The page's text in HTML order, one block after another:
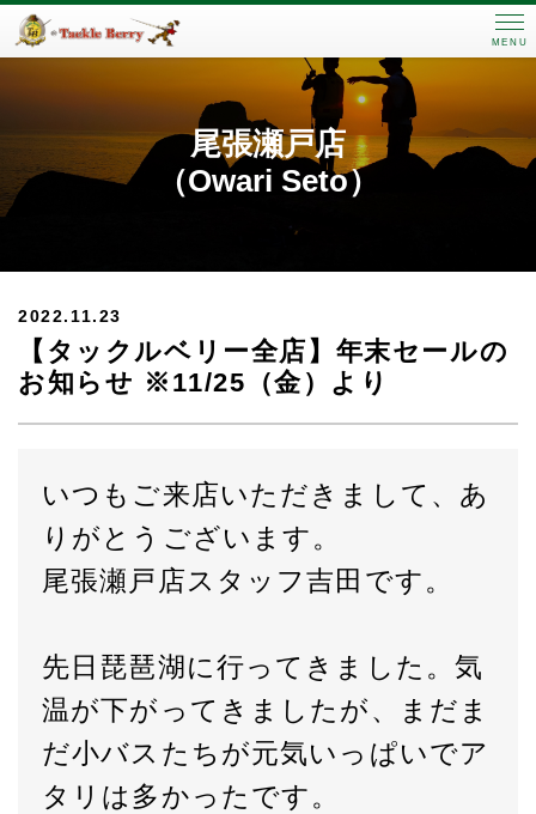
MENU
尾張瀬戸店
（Owari Seto）
2022.11.23
【タックルベリー全店】年末セールの
お知らせ ※11/25（金）より
いつもご来店いただきまして、あ
りがとうございます。
尾張瀬戸店スタッフ吉田です。
先日琵琶湖に行ってきました。気
温が下がってきましたが、まだま
だ小バスたちが元気いっぱいでア
タリは多かったです。